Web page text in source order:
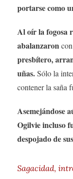
portarse como
Al oír la fogosa
abalanzaron
presbítero,
uñas.Sólo la
contener la saña
Asemejándose
Ogilvie incluso
despojado de
Sagacidad,